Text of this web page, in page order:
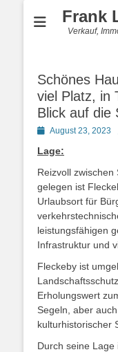
Frank
Verkauf,
Schönes
viel Platz, in
Blick auf die
PostedAugust 23, 2023
Lage:
Reizvoll
gelegen ist
Urlaubsort für
leistungsfähigen
Infrastruktur und
Fleckeby ist
Erholungswert
Segeln, aber
kulturhistorischer
Durch seine